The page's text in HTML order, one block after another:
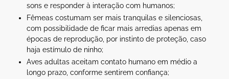
sons e responder à interação com humanos;
Fêmeas costumam ser mais tranquilas e silenciosas,
com possibilidade de ficar mais arredias apenas em
épocas de reprodução, por instinto de proteção, caso
haja estímulo de ninho;
Aves adultas aceitam contato humano em médio a
longo prazo, conforme sentirem confiança;